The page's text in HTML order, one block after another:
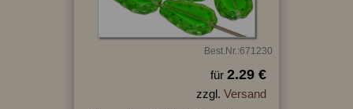
Best.Nr.:671230
für 2.29 €
zzgl. Versand